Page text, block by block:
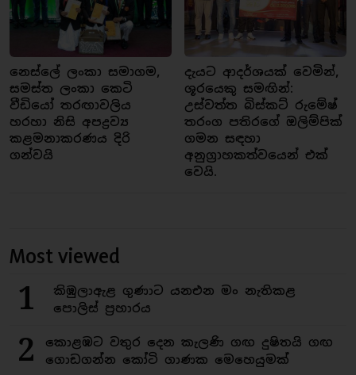
නෙස්ලේ ලංකා සමාගම,
සමස්ත ලංකා කෙටි
වීඩියෝ තරඟාවලිය
හරහා නිසි අපද්‍රව්‍ය
කළමනාකරණය දිරි
ගන්වයි
දැයට ආදර්ශයක් වෙමින්,
ශූරයෙකු සමඟින්:
උස්වත්ත බිස්කට් රුමේෂ්
තරංග පතිරගේ ඔලිම්පික්
ගමන සඳහා
අනුග්‍රාහකත්වයෙන් එක්
වෙයි.
Most viewed
1
කිඹුලාඇළ ගුණාට යනඑන මං නැතිකළ
පොලිස් ප්‍රහාරය
2
කොළඹට වතුර දෙන කැලණි ගඟ දුෂිතයි ගඟ
ගොඩගන්න කෝටි ගාණක මෙහෙයුමක්